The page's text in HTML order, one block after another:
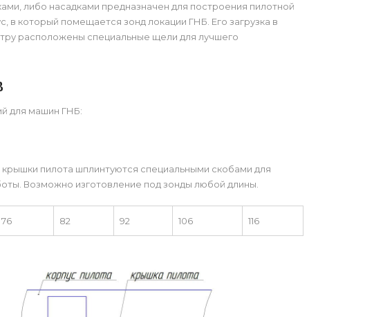
либо насадками предназначен для построения пилотной
который помещается зонд локации ГНБ. Его загрузка в
расположены специальные щели для лучшего
для машин ГНБ:
пилота шплинтуются специальными скобами для
Возможно изготовление под зонды любой длины.
76 82 92 106 116